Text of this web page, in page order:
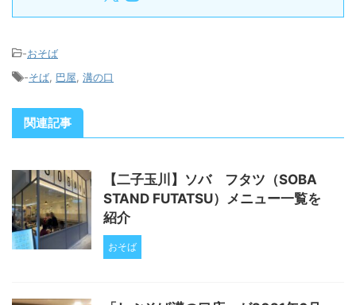
-おそば
-そば 巴屋 溝の口
関連記事
【二子玉川】ソバ フタツ（SOBA
STAND FUTATSU）メニュー一覧を
紹介
おそば